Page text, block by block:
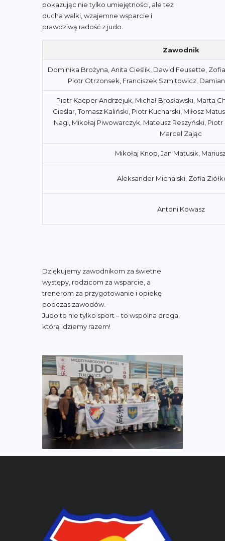
pokazując nie tylko umiejętności, ale też
ducha walki, wzajemne wsparcie i
prawdziwą radość z judo.
Zawodnik
Dominika Brożyna, Anita Cieślik, Dawid Feusette,
Piotr Otrzonsek, Franciszek Szmitowicz,
Piotr Kacper Andrzejuk, Michał Brosławski, Marta
Cieślar, Tomasz Kaliński, Piotr Kucharski, Miłosz
Nagi, Mikołaj Piwowarczyk, Mateusz Reszyński,
Marcel Zając
Mikołaj Knop, Jan Matusik,
Aleksander Michalski, Zofia
Antoni Kowasz
Dziękujemy zawodnikom za świetne
występy, rodzicom za wsparcie, a
trenerom za przygotowanie i opiekę
podczas zawodów.
Judo to nie tylko sport – to wspólna droga,
którą idziemy razem!